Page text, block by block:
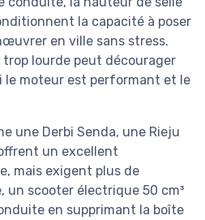
la capacité à poser
en ville sans stress.
lourde peut décourager
le moteur est performant et le
une Derbi Senda, une Rieju
un excellent
mais exigent plus de
un scooter électrique 50 cm³
en supprimant la boîte